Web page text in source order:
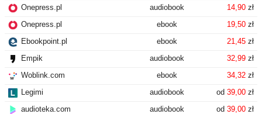
Onepress.pl
audiobook 14,90 zł
Onepress.pl
ebook 19,50 zł
Ebookpoint.pl
ebook 21,45 zł
Empik
audiobook 32,99 zł
Woblink.com
ebook 34,32 zł
Legimi
audiobook od 39,00 zł
audioteka.com
audiobook od 39,00 zł